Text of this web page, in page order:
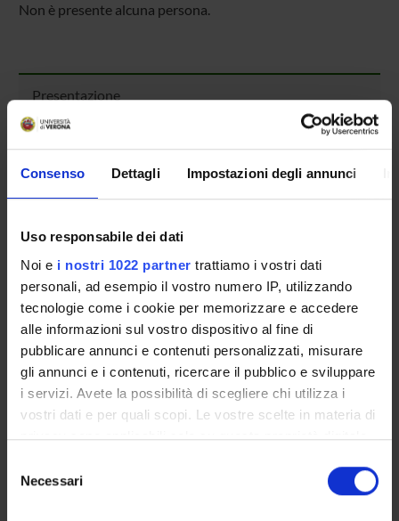
Consenso Dettagli Impostazioni degli annunci
Uso responsabile dei dati
Noi e i nostri 1022 partner trattiamo i vostri dati
personali, ad esempio il vostro numero IP, utilizzando
tecnologie come i cookie per memorizzare e accedere
alle informazioni sul vostro dispositivo al fine di
pubblicare annunci e contenuti personalizzati, misurare
gli annunci e i contenuti, ricercare il pubblico e sviluppare
i servizi. Avete la possibilità di scegliere chi utilizza i
vostri dati e per quali scopi. Le vostre scelte in materia di
privacy sono applicabili solo su questa proprietà digitale
modificare o revocare il proprio consenso in qualsiasi
momento dalla Dichiarazione sui cookie o facendo clic
delNecessari
Non è presente alcuna persona.
Presentazione
Come iscriversi e Requisiti di ammissione
Calendario didattico
Calendario esami
Bacheca avvisi
Proposte tesi e stage
Organi collegiali e di governo
Docenti
Agevolazioni economiche
Erasmus+ e altre esperienze all’estero
Alloggi
Documenti
OFFERTA FORMATIVA